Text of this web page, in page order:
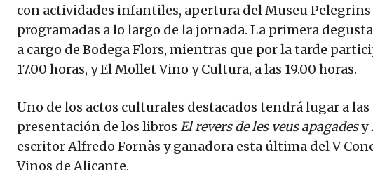
con actividades infantiles, apertura del Museu Pelegrins
programadas a lo largo de la jornada. La primera
a cargo de Bodega Flors, mientras que por la tarde
17.00 horas, y El Mollet Vino y Cultura, a las 19.00 horas.
Uno de los actos culturales destacados tendrá lugar a las
presentación de los libros El revers de les veus apagadesy
escritor Alfredo Fornàs y ganadora esta última del V
Vinos de Alicante.